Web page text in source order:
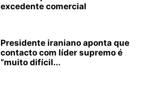
excedente comercial
Presidente iraniano aponta que
contacto com líder supremo é
“muito difícil...